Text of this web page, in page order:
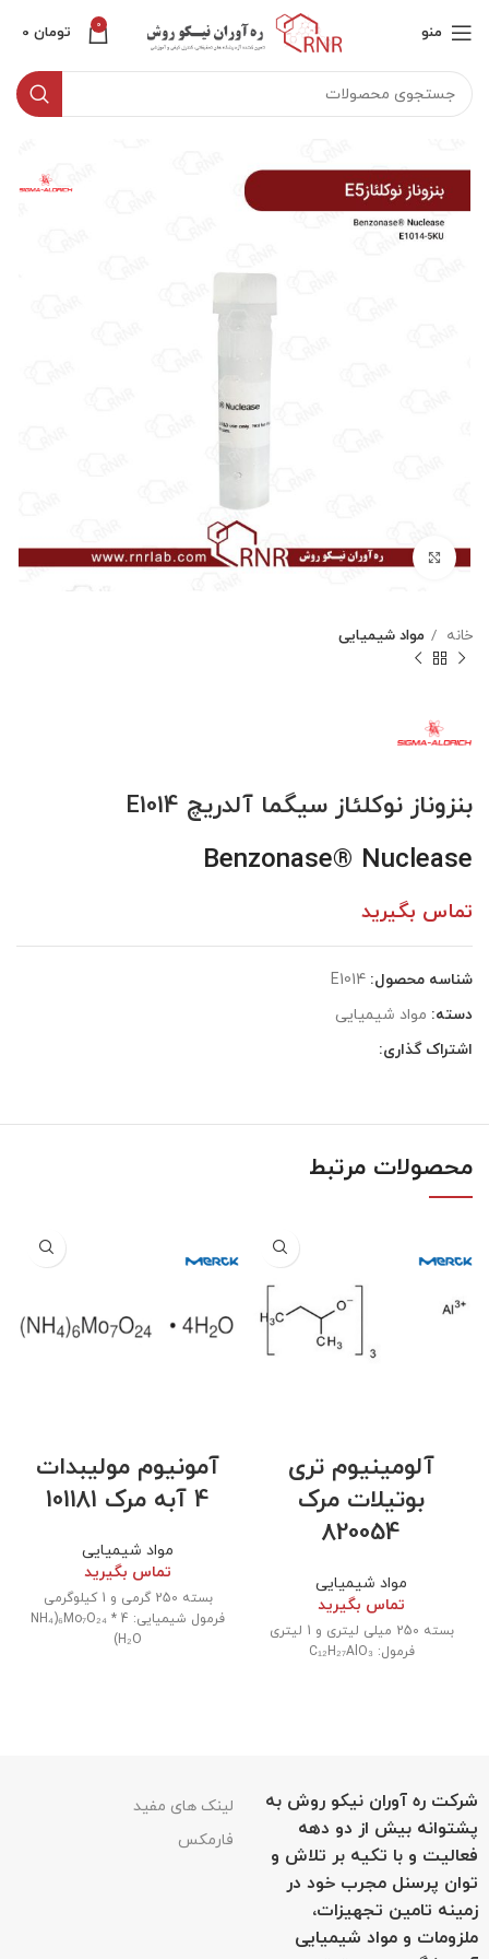
منو 0 تومان
بزرگنمایی تصویر
خانه مواد شیمیایی
بنزوناز نوکلئاز سیگما آلدریچ E1014
Benzonase® Nuclease
تماس بگیرید
شناسه محصول: E1014
دسته: مواد شیمیایی
اشتراک گذاری:
محصولات مرتبط
آلومینیوم تری
بوتیلات مرک
820054
مواد شیمیایی
تماس بگیرید
بسته 250 میلی لیتری و 1 لیتری
فرمول: C₁₂H₂₇AlO₃
آمونیوم مولیبدات
4 آبه مرک 101181
مواد شیمیایی
تماس بگیرید
بسته 250 گرمی و 1 کیلوگرمی
فرمول شیمیایی: NH₄)₆Mo₇O₂₄ * 4
H₂O)
شرکت ره آوران نیکو روش به
پشتوانه بیش از دو دهه
فعالیت و با تکیه بر تلاش و
توان پرسنل مجرب خود در
زمینه تامین تجهیزات،
ملزومات و مواد شیمیایی
لینک های مفید
فارمکس